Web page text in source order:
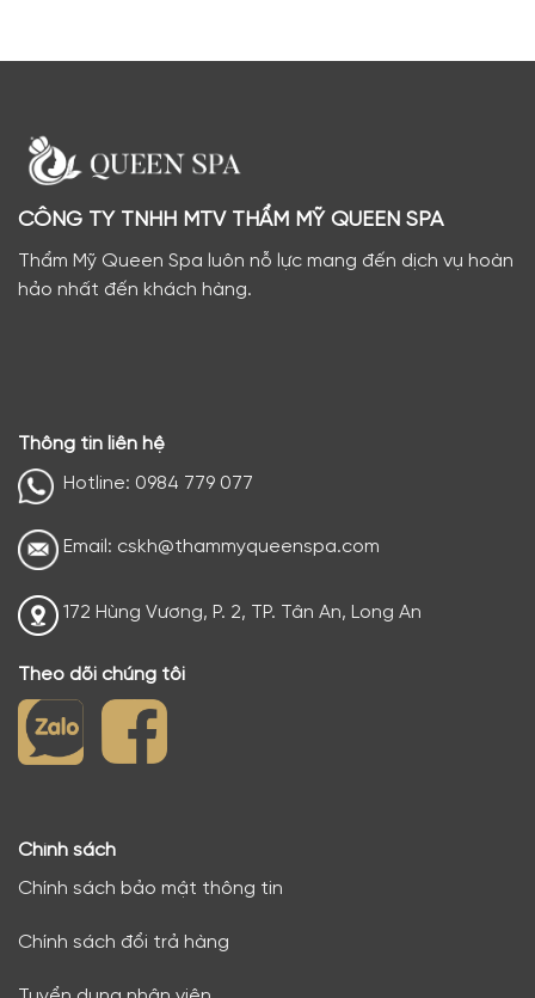
CÔNG TY TNHH MTV THẨM MỸ QUEEN SPA
Thẩm Mỹ Queen Spa luôn nỗ lực mang đến dịch vụ hoàn
hảo nhất đến khách hàng.
Thông tin liên hệ
Hotline: 0984 779 077
Email: cskh@thammyqueenspa.com
172 Hùng Vương, P. 2, TP. Tân An, Long An
Theo dõi chúng tôi
Chính sách
Chính sách bảo mật thông tin
Chính sách đổi trả hàng